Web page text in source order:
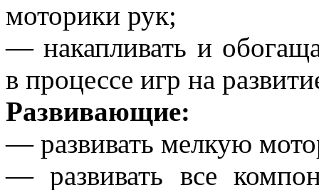
моторики рук;
— накапливать и
в процессе игр на
Развивающие:
— развивать мелкую
— развивать все